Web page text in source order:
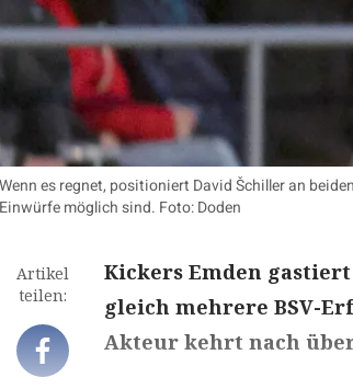
Wenn es regnet, positioniert David Šchiller an
Einwürfe möglich sind. Foto: Doden
Artikel
teilen:
Kickers Emden
gleich mehrere BSV-
Akteur kehrt nach